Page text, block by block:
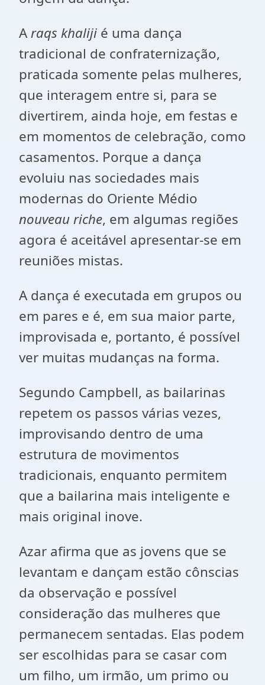
Araqs khaliji é uma dança
tradicional de confraternização,
praticada somente pelas mulheres,
que interagem entre si, para se
divertirem, ainda hoje, em festas e
em momentos de celebração, como
casamentos. Porque a dança
evoluiu nas sociedades mais
modernas do Oriente Médio
nouveau riche, em algumas regiões
agora é aceitável apresentar-se em
reuniões mistas.
A dança é executada em grupos ou
em pares e é, em sua maior parte,
improvisada e, portanto, é possível
ver muitas mudanças na forma.
Segundo Campbell, as bailarinas
repetem os passos várias vezes,
improvisando dentro de uma
estrutura de movimentos
tradicionais, enquanto permitem
que a bailarina mais inteligente e
mais original inove.
Azar afirma que as jovens que se
levantam e dançam estão cônscias
da observação e possível
consideração das mulheres que
permanecem sentadas. Elas podem
ser escolhidas para se casar com
um filho, um irmão, um primo ou